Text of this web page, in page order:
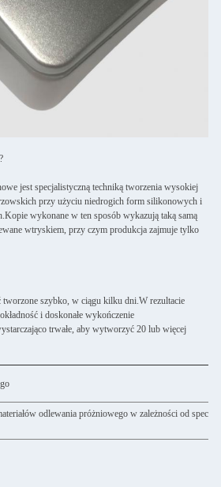
jest specjalistyczną techniką tworzenia wysokiej
przy użyciu niedrogich form silikonowych i
wykonane w ten sposób wykazują taką samą
wtryskiem, przy czym produkcja zajmuje tylko
szybko, w ciągu kilku dni.W rezultacie
i doskonałe wykończenie
trwałe, aby wytworzyć 20 lub więcej
odlewania próżniowego w zależności od